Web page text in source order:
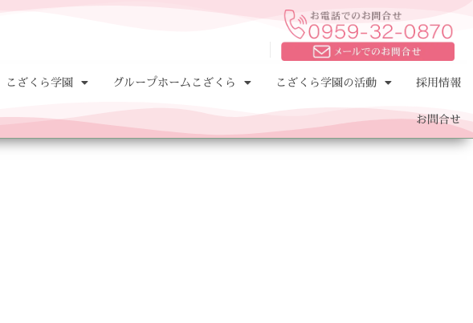
こざくら学園 グループホームこざくら こざくら学園の活動 採用情報
お問合せ